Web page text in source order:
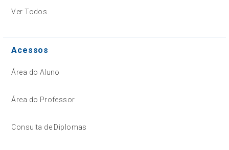
Ver Todos
Acessos
Área do Aluno
Área do Professor
Consulta de Diplomas